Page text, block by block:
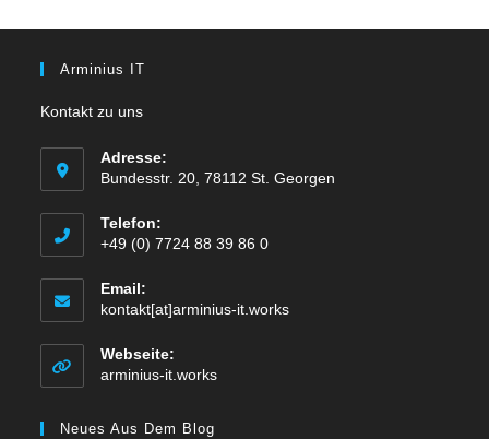
Arminius IT
Kontakt zu uns
Adresse:
Bundesstr. 20, 78112 St. Georgen
Telefon:
+49 (0) 7724 88 39 86 0
Email:
kontakt[at]arminius-it.works
Webseite:
arminius-it.works
Neues Aus Dem Blog